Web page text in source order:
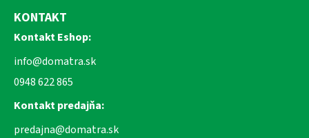
KONTAKT
Kontakt Eshop:
info@domatra.sk
0948 622 865
Kontakt predajňa:
predajna@domatra.sk